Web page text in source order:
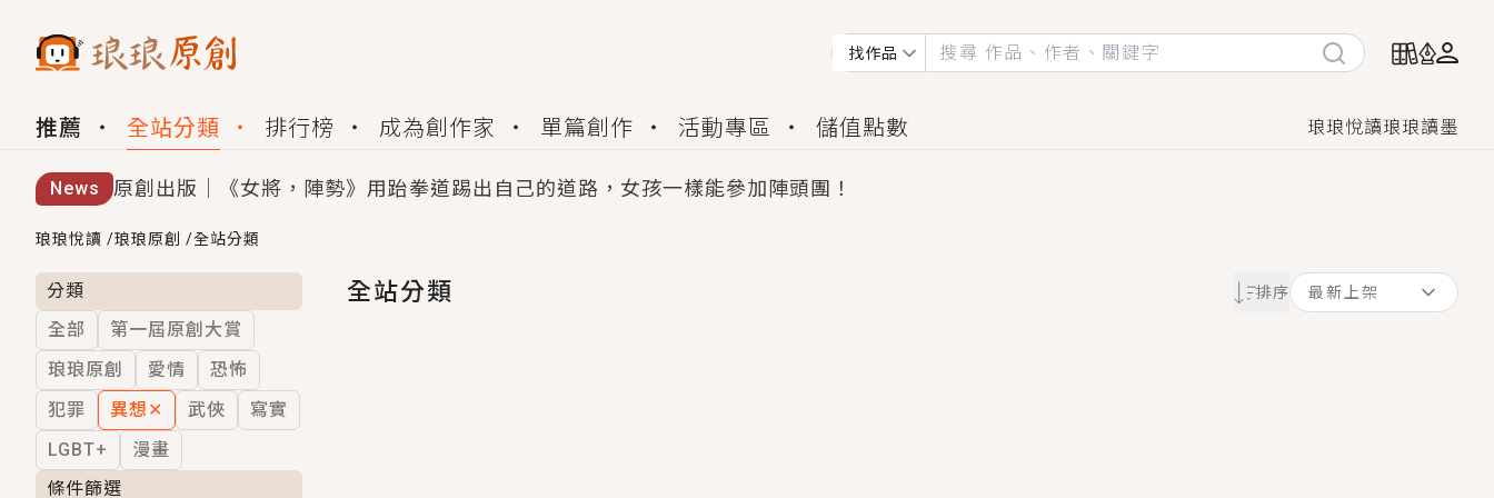
找作品
推薦 全站分類 排行榜 成為創作家 單篇創作 活動專區 儲值點數 琅琅悅讀琅琅讀墨
News 原創出版｜《女將，陣勢》用跆拳道踢出自己的道路，女孩一樣能參加陣頭團！
創,作家招募｜華文小說創作首選！有機會獲得豐富廣宣資源、專屬服務與獨享福利！
小編心動書單｜《離婚你提的，二婚嫁大佬，你哭什麼？》追妻火葬場！前夫失憶移情別戀，她頭也不回找新歡，他居然還後悔了？
GL｜《夏日與檸檬與重疊世界》炎熱的夏日、檸檬的香氣、互相愛慕的兩位少女，今夏最推純愛GL漫畫！
BL｜《費洛蒙中毒》救命！特殊費洛蒙體質世界觀，無法抗拒的吸引力，已中毒Σ>―(〃°ω°〃)♡→
OMG你嚇到我了｜《陰陽鬼店》上班族買了房子模型，但現實中買下的竟是屬於他的停屍櫃？！
言情｜《國語推行員》每個人心中都有一個連自己也無法改變的永恆， 他的一生將不由自主追逐著她……
琅琅悅讀 /琅琅原創 /全站分類
分類
全部
第一屆原創大賞
琅琅原創
愛情
恐怖
犯罪
異想 ✕ 武俠
寫實
LGBT+
漫畫
條件篩選
全站分類 排序 最新上架